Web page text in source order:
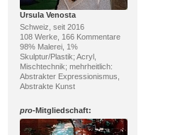
Ursula Venosta
Schweiz, seit 2016
108 Werke, 166 Kommentare
98% Malerei, 1%
Skulptur/Plastik; Acryl,
Mischtechnik; mehrheitlich:
Abstrakter Expressionismus,
Abstrakte Kunst
pro-Mitgliedschaft: